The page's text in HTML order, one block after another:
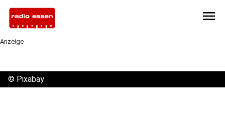
menu
Anzeige
© Pixabay